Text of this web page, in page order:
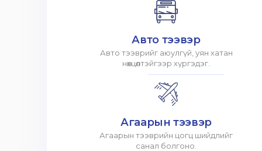
Авто тээвэр
Авто тээврийг аюулгүй, уян хатан
нөхцөлтэйгээр хүргэдэг.
Агаарын тээвэр
Агаарын тээврийн цогц шийдлийг
санал болгоно.